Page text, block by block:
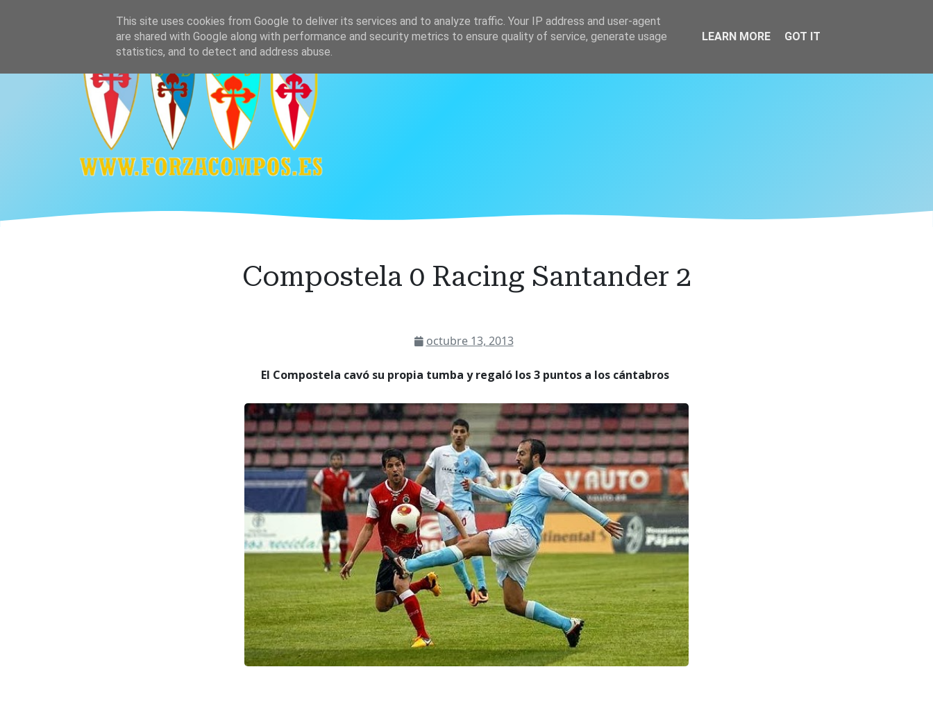
Home Plantilla Calendario y resultados Clasificación
Compostela 0 Racing Santander 2
octubre 13, 2013
El Compostela cavó su propia tumba y regaló los 3 puntos a los cántabros
This site uses cookies from Google to deliver its services and to analyze traffic. Your IP address and user-agent
are shared with Google along with performance and security metrics to ensure quality of service, generate usage
statistics, and to detect and address abuse.
LEARN MORE GOT IT